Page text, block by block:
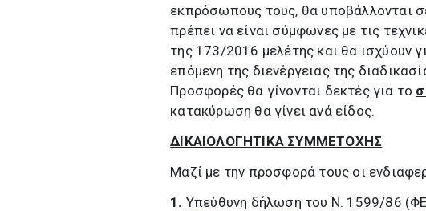
εκπρόσωπους τους, θα υποβάλλονται
πρέπει να είναι σύμφωνες με τις
της 173/2016 μελέτης και θα ισχύουν
επόμενη της διενέργειας της
Προσφορές θα γίνονται δεκτές για το
κατακύρωση θα γίνει ανά είδος.
ΔΙΚΑΙΟΛΟΓΗΤΙΚΑ ΣΥΜΜΕΤΟΧΗΣ
Μαζί με την προσφορά τους οι
1. Υπεύθυνη δήλωση του Ν. 1599/86